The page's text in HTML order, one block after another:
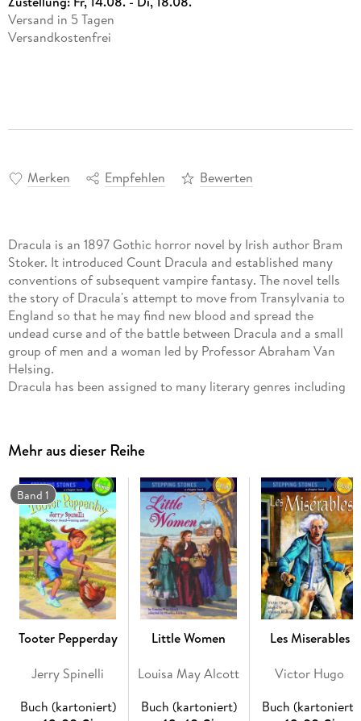
Versand in 5 Tagen
Versandkostenfrei
Merken Empfehlen Bewerten
Dracula is an 1897 Gothic horror novel by Irish author Bram
Stoker. It introduced Count Dracula and established many
conventions of subsequent vampire fantasy. The novel tells
the story of Dracula's attempt to move from Transylvania to
England so that he may find new blood and spread the
undead curse and of the battle between Dracula and a small
group of men and a woman led by Professor Abraham Van
Helsing.
Dracula has been assigned to many literary genres including
Mehr aus dieser Reihe
Band 1
Tooter Pepperday
Jerry Spinelli
Buch (kartoniert)
Little Women
Louisa May Alcott
Buch (kartoniert)
Les Miserables
Victor Hugo
Buch (kartoniert)